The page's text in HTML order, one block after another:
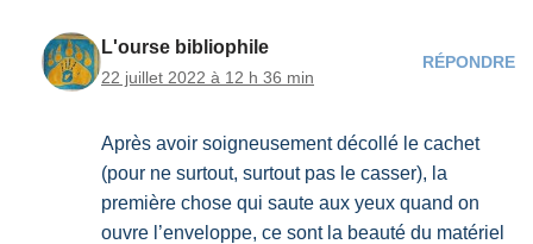
L'ourse bibliophile
22 juillet 2022 à 12 h 36 min
RÉPONDRE
Après avoir soigneusement décollé le cachet
(pour ne surtout, surtout pas le casser), la
première chose qui saute aux yeux quand on
ouvre l’enveloppe, ce sont la beauté du matériel